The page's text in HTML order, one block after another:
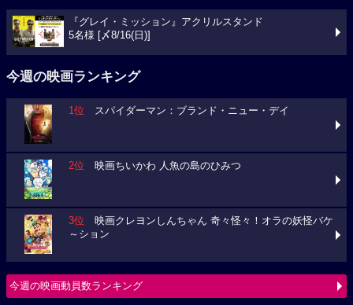
『グレイ・ミッション』アクリルスタンド
5名様 [〆8/16(日)]
今週の映画ランキング
1位 スパイダーマン：ブランド・ニュー・デイ
2位 映画ちいかわ 人魚の島のひみつ
3位 映画クレヨンしんちゃん 奇々怪々！オラの妖怪バケ
～ション
今週の映画動員数ランキング